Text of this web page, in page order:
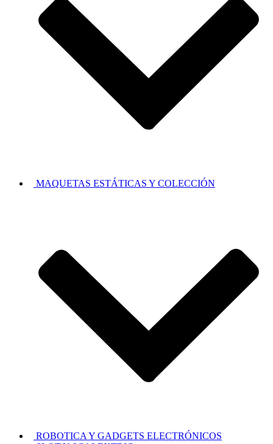
MAQUETAS ESTÁTICAS Y COLECCIÓN
ROBOTICA Y GADGETS ELECTRÓNICOS